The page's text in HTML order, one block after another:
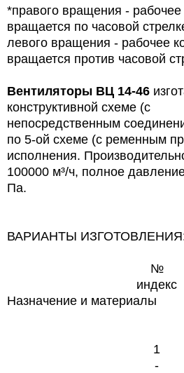
*правого вращения - рабочее
вращается по часовой
левого вращения - рабочее
вращается против часовой
Вентиляторы ВЦ 14-46
конструктивной схеме (с
непосредственным
по 5-ой схеме (с ременным
исполнения.
100000 м³/ч, полное
Па.
ВАРИАНТЫ
№
индекс
Назначение и материалы
1
-